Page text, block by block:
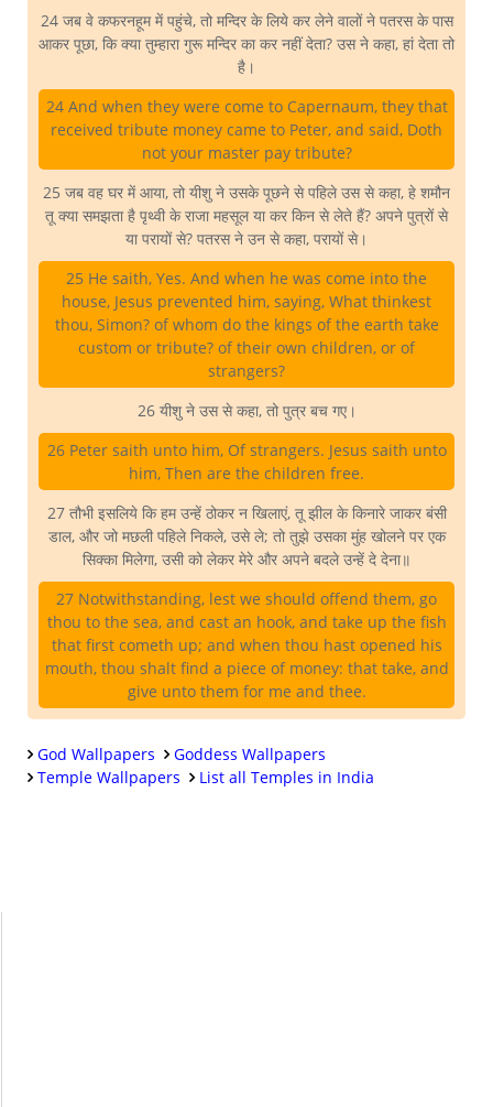
24 जब वे कफरनहूम में पहुंचे, तो मन्दिर के लिये कर लेने वालों ने पतरस के पास
आकर पूछा, कि क्या तुम्हारा गुरू मन्दिर का कर नहीं देता? उस ने कहा, हां देता तो
है।
24 And when they were come to Capernaum, they that
received tribute money came to Peter, and said, Doth
not your master pay tribute?
25 जब वह घर में आया, तो यीशु ने उसके पूछने से पहिले उस से कहा, हे शमौन
तू क्या समझता है पृथ्वी के राजा महसूल या कर किन से लेते हैं? अपने पुत्रों से
या परायों से? पतरस ने उन से कहा, परायों से।
25 He saith, Yes. And when he was come into the
house, Jesus prevented him, saying, What thinkest
thou, Simon? of whom do the kings of the earth take
custom or tribute? of their own children, or of
strangers?
26 यीशु ने उस से कहा, तो पुत्र बच गए।
26 Peter saith unto him, Of strangers. Jesus saith unto
him, Then are the children free.
27 तौभी इसलिये कि हम उन्हें ठोकर न खिलाएं, तू झील के किनारे जाकर बंसी
डाल, और जो मछली पहिले निकले, उसे ले; तो तुझे उसका मुंह खोलने पर एक
सिक्का मिलेगा, उसी को लेकर मेरे और अपने बदले उन्हें दे देना॥
27 Notwithstanding, lest we should offend them, go
thou to the sea, and cast an hook, and take up the fish
that first cometh up; and when thou hast opened his
mouth, thou shalt find a piece of money: that take, and
give unto them for me and thee.
God Wallpapers
Goddess Wallpapers
Temple Wallpapers
List all Temples in India